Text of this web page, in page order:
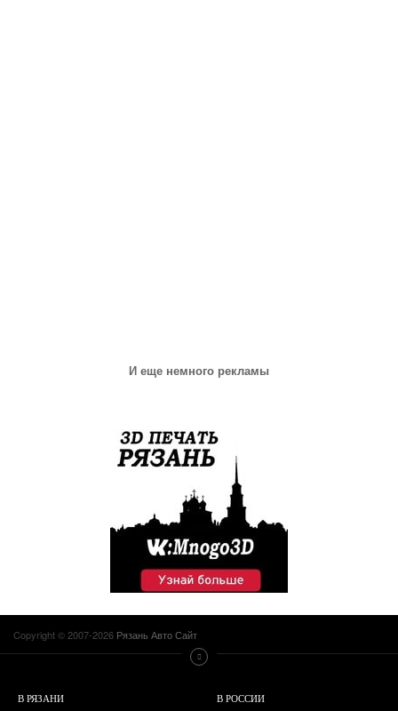
И еще немного рекламы
Copyright © 2007-2026 Рязань Авто Сайт
В РЯЗАНИ В РОССИИ